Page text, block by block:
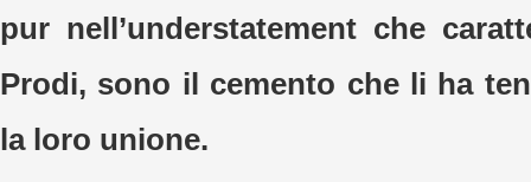
pur nell’understatement che
Prodi, sono il cemento che li ha
la loro unione.